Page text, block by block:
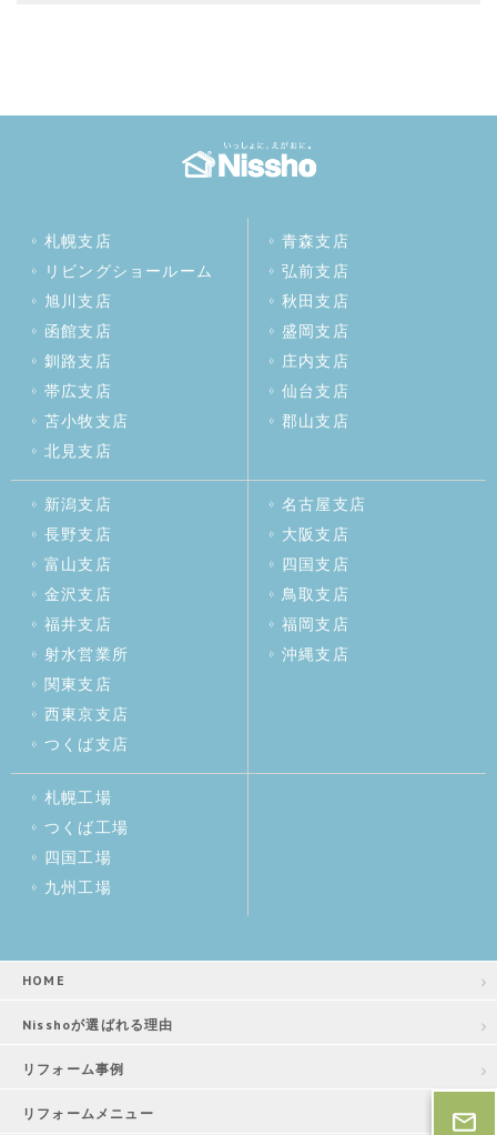
札幌支店
リビングショールーム
旭川支店
函館支店
釧路支店
帯広支店
苫小牧支店
北見支店
青森支店
弘前支店
秋田支店
盛岡支店
庄内支店
仙台支店
郡山支店
新潟支店
長野支店
富山支店
金沢支店
福井支店
射水営業所
関東支店
西東京支店
つくば支店
名古屋支店
大阪支店
四国支店
鳥取支店
福岡支店
沖縄支店
札幌工場
つくば工場
四国工場
九州工場
HOME
Nisshoが選ばれる理由
リフォーム事例
リフォームメニュー